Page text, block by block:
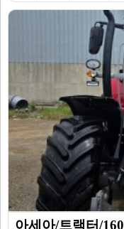
아세아/트랙터/